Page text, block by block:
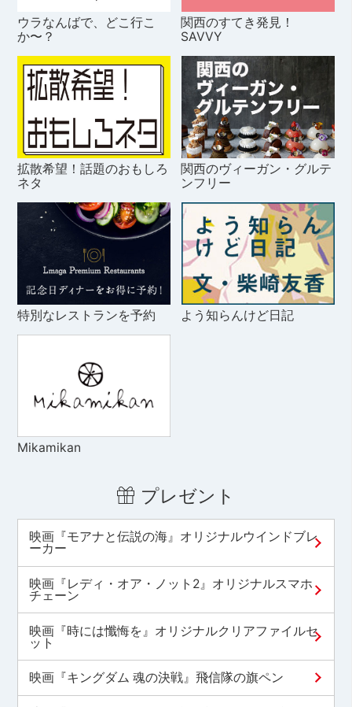
ウラなんばで、どこ行こ
か〜？
関西のすてき発見！
SAVVY
拡散希望！話題のおもしろ
ネタ
関西のヴィーガン・グルテ
ンフリー
特別なレストランを予約 よう知らんけど日記
Mikamikan
プレゼント
映画『モアナと伝説の海』オリジナルウインドブレ
ーカー
映画『レディ・オア・ノット2』オリジナルスマホ
チェーン
映画『時には懺悔を』オリジナルクリアファイルセ
ット
映画『キングダム 魂の決戦』飛信隊の旗ペン